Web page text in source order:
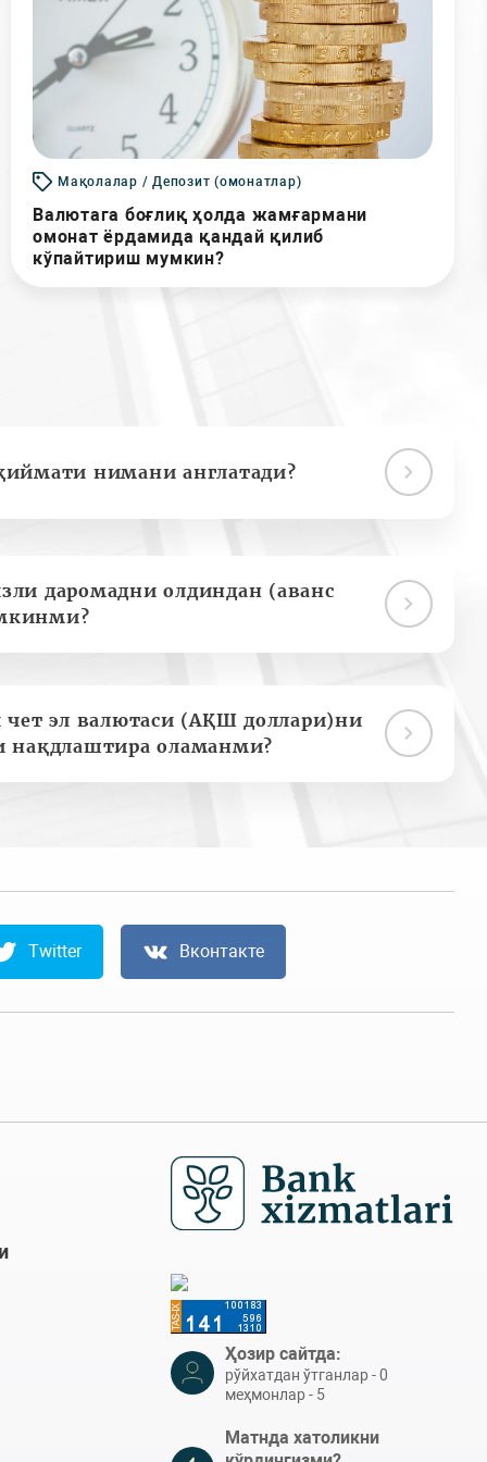
Мақолалар / Депозит (омонатлар)
Валютага боғлиқ ҳолда жамғармани
омонат ёрдамида қандай қилиб
кўпайтириш мумкин?
нимани англатади?
даромадни олдиндан (аванс
чет эл валютаси (АҚШ доллари)ни
нақдлаштира оламанми?
Twitter Вконтакте
Ҳозир сайтда:
рўйхатдан ўтганлар - 0
меҳмонлар - 5
Матнда хатоликни